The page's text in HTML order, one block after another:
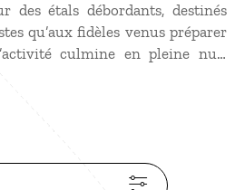
des étals débordants, destinés
qu’aux fidèles venus préparer
culmine en pleine nuit
du coucher du soleil, lorsque